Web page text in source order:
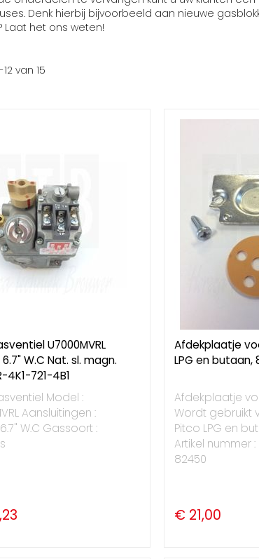
Denk hierbij bijvoorbeeld aan nieuwe
Laat het ons weten!
-12 van15
U7000MVRL
6.7" W.C Nat. sl. magn.
4K1-721-4B1
Model :
Aansluitingen :
6.7" W.C Gassoort :
Afdekplaatje
LPG en butaan,
Afdekplaatje
Wordt gebruikt
Pitco LPG en
Artikel nummer :
82450
€ 21,00